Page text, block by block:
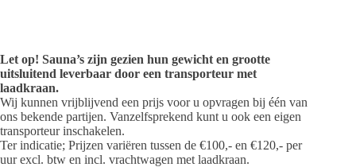
Let op! Sauna’s zijn gezien hun gewicht en grootte
uitsluitend leverbaar door een transporteur met
laadkraan.
Wij kunnen vrijblijvend een prijs voor u opvragen bij één van
ons bekende partijen. Vanzelfsprekend kunt u ook een eigen
transporteur inschakelen.
Ter indicatie; Prijzen variëren tussen de €100,- en €120,- per
uur excl. btw en incl. vrachtwagen met laadkraan.